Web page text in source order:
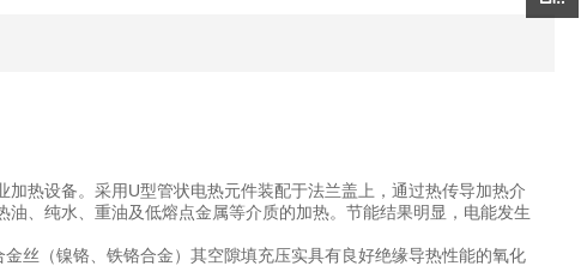
热设备。采用U型管状电热元件装配于法兰盖上，通过热传导加热介
、纯水、重油及低熔点金属等介质的加热。节能结果明显，电能发生
丝（镍铬、铁铬合金）其空隙填充压实具有良好绝缘导热性能的氧化